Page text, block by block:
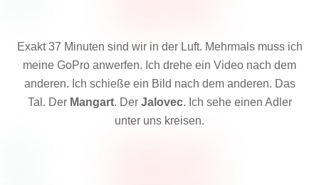
Exakt 37 Minuten sind wir in der Luft. Mehrmals muss ich
meine GoPro anwerfen. Ich drehe ein Video nach dem
anderen. Ich schieße ein Bild nach dem anderen. Das
Tal. Der Mangart. Der Jalovec. Ich sehe einen Adler
unter uns kreisen.